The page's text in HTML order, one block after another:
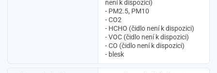
není k dispozici)
- PM2.5, PM10
- CO2
- HCHO (čidlo není k dispozici)
- VOC (čidlo není k dispozici)
- CO (čidlo není k dispozici)
- blesk